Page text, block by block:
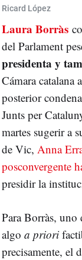
JUNTS PER CATALUNYA
Ricard López
Laura Borràs
del Parlament
presidenta y
Cámara catalana
posterior
Junts per
martes sugerir a
de Vic, Anna
posconvergente
presidir la
Para Borràs, uno
algo a priori
precisamente, el